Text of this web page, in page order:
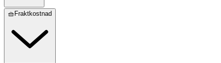
🧺Fraktkostnad